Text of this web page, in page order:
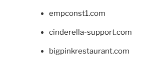
empconst1.com
cinderella-support.com
bigpinkrestaurant.com